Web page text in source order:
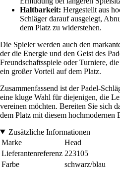
Haltbarkeit: Hergestellt aus
Schläger darauf ausgelegt,
dem Platz zu widerstehen.
Die Spieler werden auch den
der die Energie und den Geist des
Freundschaftsspiele oder Turniere,
ein großer Vorteil auf dem Platz.
Zusammenfassend ist der Padel-
eine kluge Wahl für diejenigen, die
vereinen möchten. Bereiten Sie sich
dem Platz mit diesem hochmodernen
Zusätzliche Informationen
Marke
Head
Lieferantenreferenz 223105
Farbe
schwarz/blau